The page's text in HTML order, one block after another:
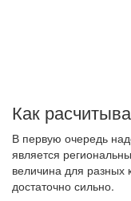
Как
В первую очередь
является
величина для разных
достаточно сильно.